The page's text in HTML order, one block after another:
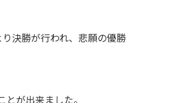
決勝が行われ、悲願の優勝
が出来ました。